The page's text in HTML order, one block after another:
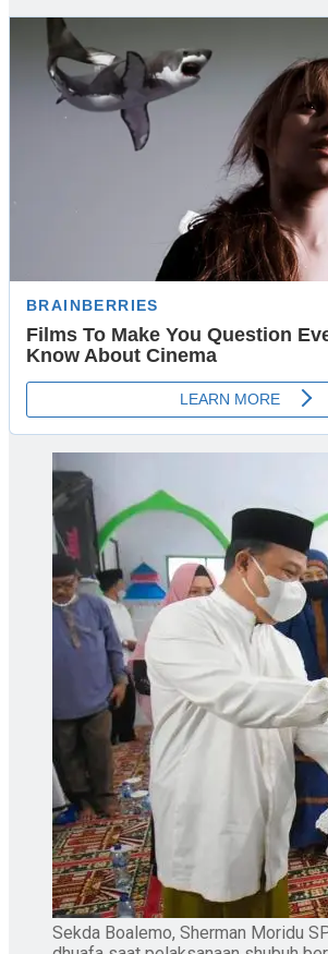
Sekda Boalemo, Sherman Moridu